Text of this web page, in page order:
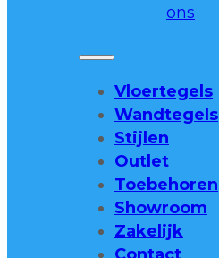
ons
Vloertegels
Wandtegels
Stijlen
Outlet
Toebehoren
Showroom
Zakelijk